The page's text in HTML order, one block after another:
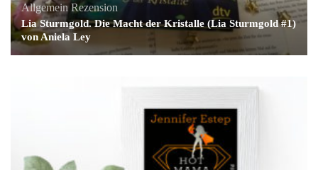
Allgemein Rezension
Lia Sturmgold. Die Macht der Kristalle (Lia Sturmgold #1)
von Aniela Ley